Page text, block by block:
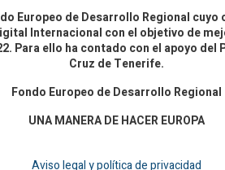
Europeo de Desarrollo Regional
Internacional con el objetivo de
ello ha contado con el apoyo del
Cruz de Tenerife.
Fondo Europeo de Desarrollo Regional
UNA MANERA DE HACER EUROPA
Aviso legal y política de privacidad